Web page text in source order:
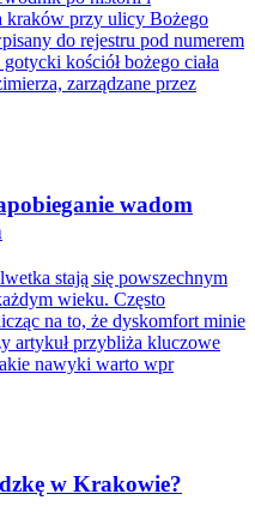
kraków przy ulicy Bożego
do rejestru pod numerem
kościół bożego ciała
zarządzane przez
wadom
stają się powszechnym
wieku. Często
na to, że dyskomfort minie
artykuł przybliża kluczowe
nawyki warto wpr
w Krakowie?